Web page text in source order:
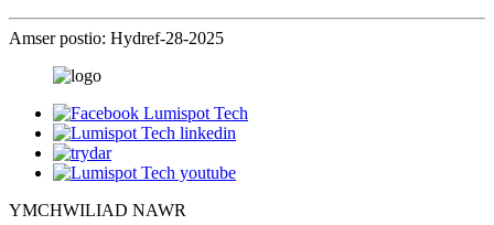
Amser postio: Hydref-28-2025
YMCHWILIAD NAWR